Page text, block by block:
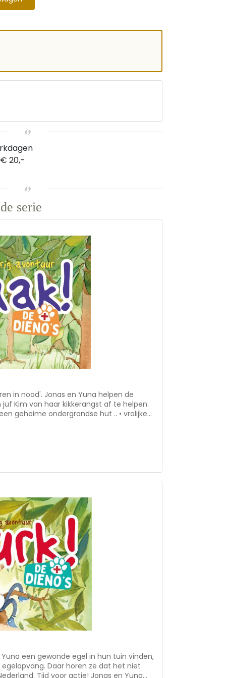
20,-
serie
in nood'. Jonas en Yuna helpen de
ondergrondse hut .. • vrolijke
• historische thema’s:
schuttersputten en bomkraters • deel 2
een gewonde egel in hun tuin vinden,
Daar horen ze dat het niet
Tijd voor actie! Jonas en Yuna